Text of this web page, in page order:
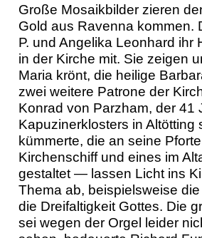
Große Mosaikbilder zieren
Gold aus Ravenna kommen.
P. und Angelika Leonhard
in der Kirche mit. Sie zeigen
Maria krönt, die heilige
zwei weitere Patrone der
Konrad von Parzham, der 41
Kapuzinerklosters in
kümmerte, die an seine
Kirchenschiff und eines im
gestaltet — lassen Licht ins
Thema ab, beispielsweise
die Dreifaltigkeit Gottes. Die
sei wegen der Orgel leider